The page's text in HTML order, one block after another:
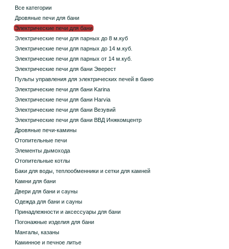
Все категории
Дровяные печи для бани
Электрические печи для бани
Электрические печи для парных до 8 м.куб
Электрические печи для парных до 14 м.куб.
Электрические печи для парных от 14 м.куб.
Электрические печи для бани Эверест
Пульты управления для электрических печей в баню
Электрические печи для бани Karina
Электрические печи для бани Harvia
Электрические печи для бани Везувий
Электрические печи для бани ВВД Инжкомцентр
Дровяные печи-камины
Отопительные печи
Элементы дымохода
Отопительные котлы
Баки для воды, теплообменники и сетки для камней
Камни для бани
Двери для бани и сауны
Одежда для бани и сауны
Принадлежности и аксессуары для бани
Погонажные изделия для бани
Мангалы, казаны
Каминное и печное литье